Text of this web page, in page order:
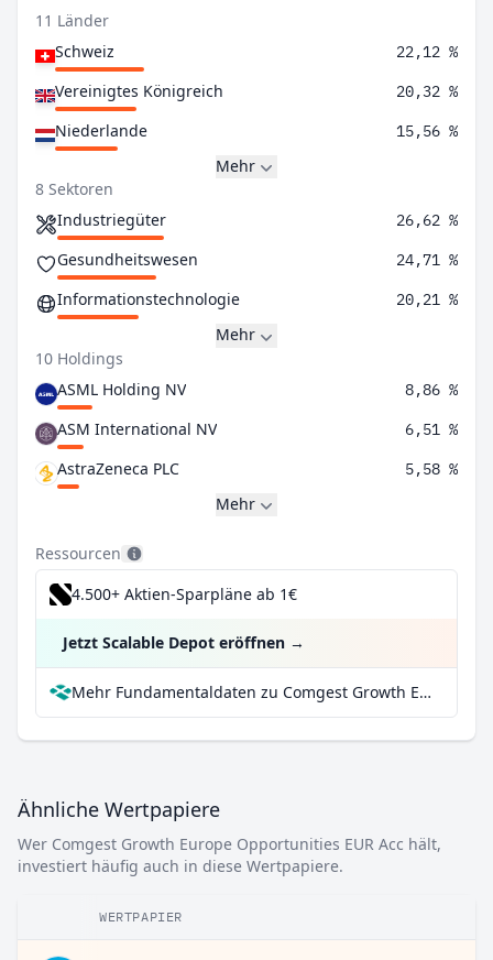
11 Länder
Schweiz
22,12 %
Vereinigtes Königreich 20,32 %
Niederlande 15,56 %
Mehr
8 Sektoren
Industriegüter
26,62 %
Gesundheitswesen 24,71 %
Informationstechnologie 20,21 %
Mehr
10 Holdings
ASML Holding NV
8,86 %
ASM International NV 6,51 %
AstraZeneca PLC 5,58 %
Mehr
Ressourcen
4.500+ Aktien-Sparpläne ab 1€
Jetzt Scalable Depot eröffnen →
Mehr Fundamentaldaten zu Comgest Growth Europe Opportunities EUR Acc bei Parqet
Ähnliche Wertpapiere
Wer Comgest Growth Europe Opportunities EUR Acc hält,
investiert häufig auch in diese Wertpapiere.
WERTPAPIER